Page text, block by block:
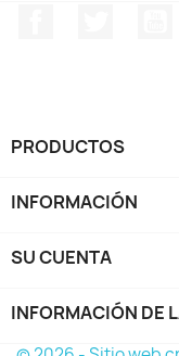
PRODUCTOS
INFORMACIÓN
SU CUENTA
INFORMACIÓN DE